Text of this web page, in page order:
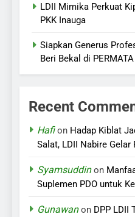
LDII Mimika Perkuat
PKK Inauga
Siapkan Generus
Beri Bekal di
Recent
Hafion Hadap Kiblat
Salat, LDII Nabire Gelar
Syamsuddinon
Suplemen PDO untuk
Gunawanon DPP LDII